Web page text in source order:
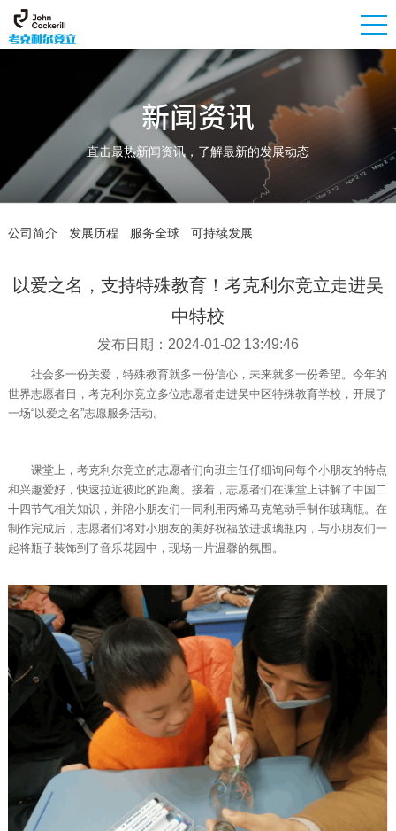
新闻资讯
直击最热新闻资讯，了解最新的发展动态
公司简介 发展历程 服务全球 可持续发展
以爱之名，支持特殊教育！考克利尔竞立走进吴
中特校
发布日期：2024-01-02 13:49:46
社会多一份关爱，特殊教育就多一份信心，未来就多一份希望。今年的
世界志愿者日，考克利尔竞立多位志愿者走进吴中区特殊教育学校，开展了
一场“以爱之名”志愿服务活动。
课堂上，考克利尔竞立的志愿者们向班主任仔细询问每个小朋友的特点
和兴趣爱好，快速拉近彼此的距离。接着，志愿者们在课堂上讲解了中国二
十四节气相关知识，并陪小朋友们一同利用丙烯马克笔动手制作玻璃瓶。在
制作完成后，志愿者们将对小朋友的美好祝福放进玻璃瓶内，与小朋友们一
起将瓶子装饰到了音乐花园中，现场一片温馨的氛围。